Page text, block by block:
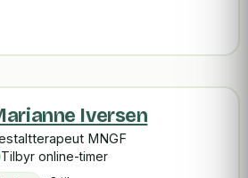
Iversen
MNGF
Tilbyr online-timer